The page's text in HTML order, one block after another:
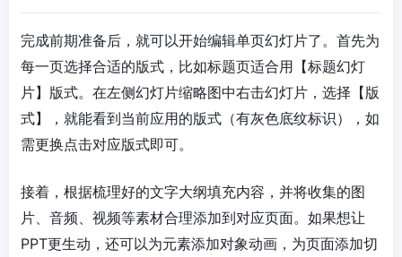
完成前期准备后，就可以开始编辑单页幻灯片了。首先为
每一页选择合适的版式，比如标题页适合用【标题幻灯
片】版式。在左侧幻灯片缩略图中右击幻灯片，选择【版
式】，就能看到当前应用的版式（有灰色底纹标识），如
需更换点击对应版式即可。
接着，根据梳理好的文字大纲填充内容，并将收集的图
片、音频、视频等素材合理添加到对应页面。如果想让
PPT更生动，还可以为元素添加对象动画，为页面添加切